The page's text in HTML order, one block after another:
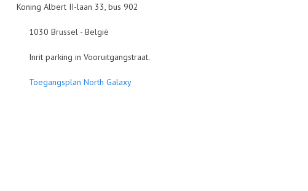
Koning Albert II-laan 33, bus 902
1030 Brussel - België
Inrit parking in Vooruitgangstraat.
Toegangsplan North Galaxy